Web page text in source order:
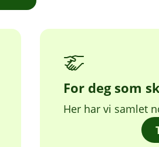
For deg som
Her har vi samlet